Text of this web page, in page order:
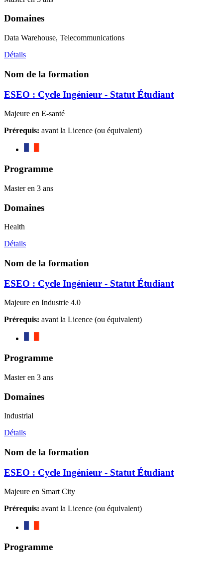
Domaines
Data Warehouse, Telecommunications
Détails
Nom de la formation
ESEO : Cycle Ingénieur - Statut Étudiant
Majeure en E-santé
Prérequis: avant la Licence (ou équivalent)
Programme
Master en 3 ans
Domaines
Health
Détails
Nom de la formation
ESEO : Cycle Ingénieur - Statut Étudiant
Majeure en Industrie 4.0
Prérequis: avant la Licence (ou équivalent)
Programme
Master en 3 ans
Domaines
Industrial
Détails
Nom de la formation
ESEO : Cycle Ingénieur - Statut Étudiant
Majeure en Smart City
Prérequis: avant la Licence (ou équivalent)
Programme